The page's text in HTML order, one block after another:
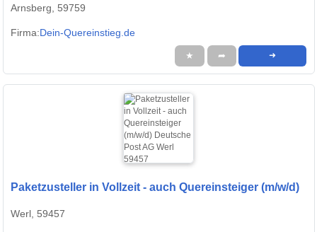
Arnsberg, 59759
Firma:Dein-Quereinstieg.de
★ ➦ ➜
Paketzusteller in Vollzeit - auch Quereinsteiger (m/w/d)
Werl, 59457